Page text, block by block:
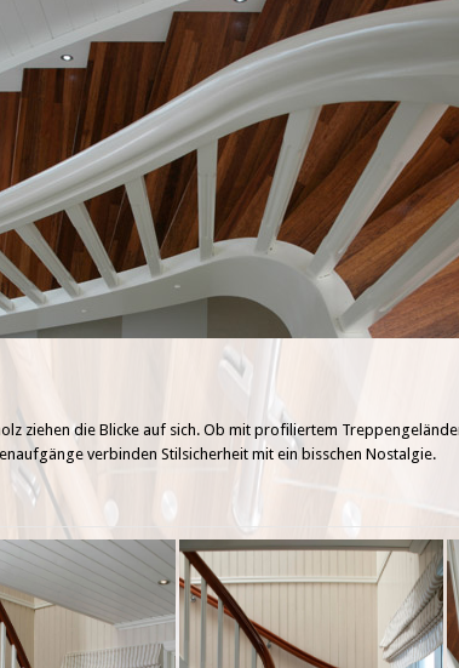
ziehen die Blicke auf sich. Ob mit profiliertem
verbinden Stilsicherheit mit ein bisschen Nostalgie.